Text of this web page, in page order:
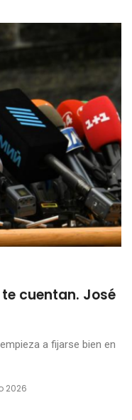
cuentan. José
a fijarse bien en
2026